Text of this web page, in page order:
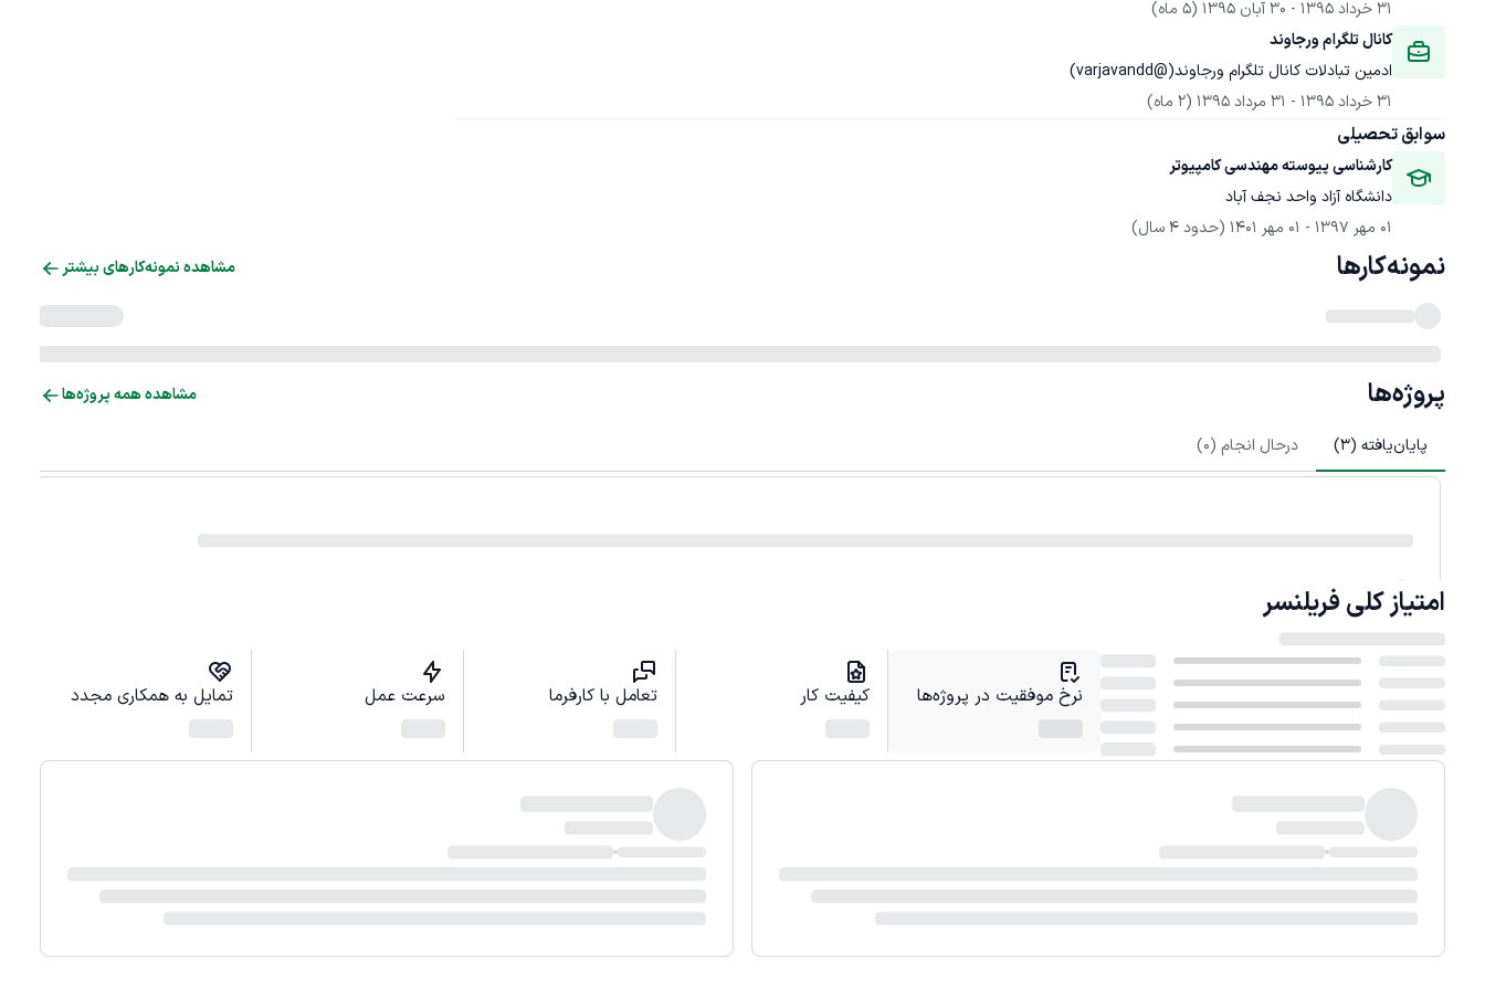
31 خرداد 1395
- 30 آبان 1395
(5 ماه)
کانال تلگرام ورجاوند
ادمین تبادلات کانال تلگرام ورجاوند(@varjavandd)
31 خرداد 1395
- 31 مرداد 1395 (2 ماه)
سوابق تحصیلی
کارشناسی پیوسته مهندسی کامپیوتر
دانشگاه آزاد واحد نجف آباد
01 مهر 1397
- 01 مهر 1401 (حدود 4 سال)
نمونه‌کارها مشاهده نمونه‌کارهای بیشتر
پروژه‌ها مشاهده همه پروژه‌ها
پایان‌یافته (3
) درحال انجام (0
)
امتیاز کلی فریلنسر
نرخ موفقیت در پروژه‌ها کیفیت کار تعامل با کارفرما سرعت عمل تمایل به همکاری مجدد